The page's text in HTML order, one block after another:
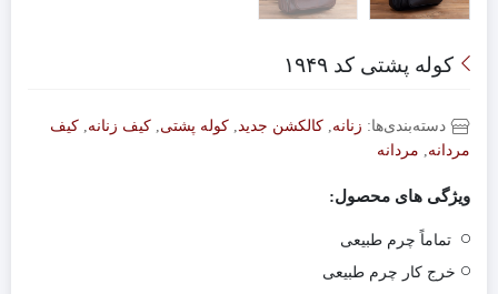
کوله پشتی کد ۱۹۴۹
دسته‌بندی‌ها: زنانه کالکشن جدید کوله پشتی کیف زنانه کیف
مردانه
مردانه
ویژگی های محصول:
تماماً چرم طبیعی
خرج کار چرم طبیعی